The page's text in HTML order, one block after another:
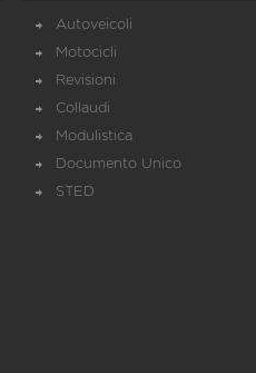
Autoveicoli
Motocicli
Revisioni
Collaudi
Modulistica
Documento Unico
STED